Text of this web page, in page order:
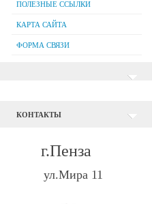
ПОЛЕЗНЫЕ ССЫЛКИ
КАРТА САЙТА
ФОРМА СВЯЗИ
КОНТАКТЫ
г.Пенза
ул.Мира 11